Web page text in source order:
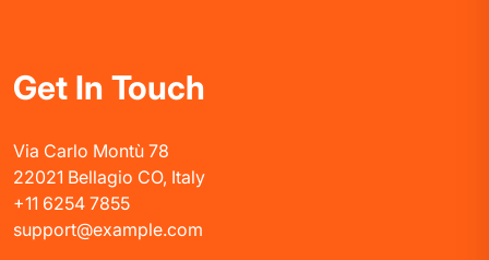
Get In Touch
Via Carlo Montù 78
22021 Bellagio CO, Italy
+11 6254 7855
support@example.com